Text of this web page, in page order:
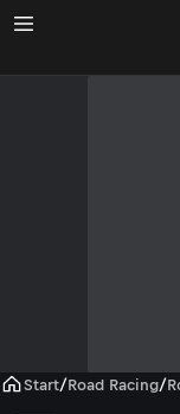
Start/Road Racing/